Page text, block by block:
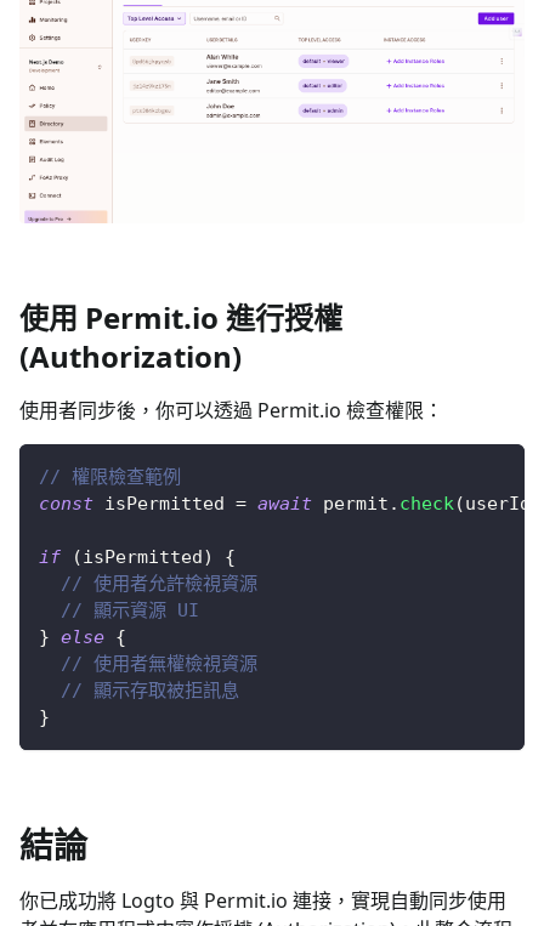
使用 Permit.io 進行授權
(Authorization)
使用者同步後，你可以透過 Permit.io 檢查權限：
// 權限檢查範例
const isPermitted = await permit . check (userId
if (isPermitted)
{
// 使用者允許檢視資源
// 顯示資源 UI
} else {
// 使用者無權檢視資源
// 顯示存取被拒訊息
}
結論
你已成功將 Logto 與 Permit.io 連接，實現自動同步使用